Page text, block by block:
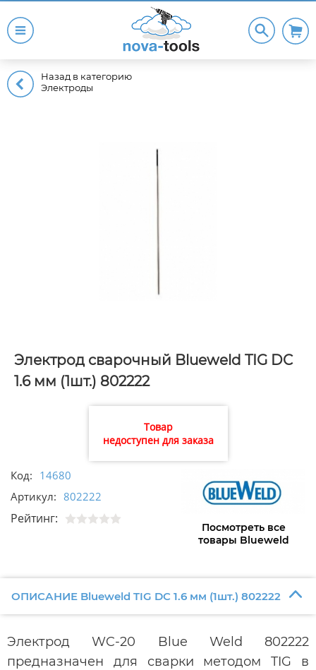
Назад в категорию
Электроды
Электрод сварочный Blueweld TIG DC
1.6 мм (1шт.) 802222
Товар
недоступен для заказа
Код: 14680
Артикул: 802222
Рейтинг:
Посмотреть все
товары Blueweld
ОПИСАНИЕ Blueweld TIG DC 1.6 мм (1шт.) 802222
Электрод WC-20 Blue Weld 802222
предназначен для сварки методом TIG в